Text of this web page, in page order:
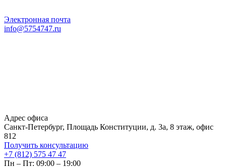
Электронная почта
info@5754747.ru
Адрес офиса
Санкт-Петербург, Площадь Конституции, д. 3а, 8 этаж, офис
812
Получить консультацию
+7 (812) 575 47 47
Пн – Пт: 09:00 – 19:00